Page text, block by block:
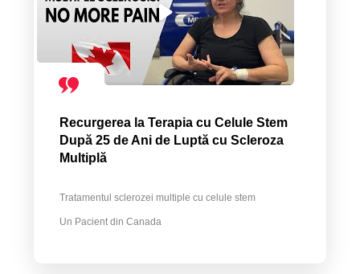
Recurgerea la Terapia cu Celule Stem
După 25 de Ani de Luptă cu Scleroza
Multiplă
Tratamentul sclerozei multiple cu celule stem
Un Pacient din Canada